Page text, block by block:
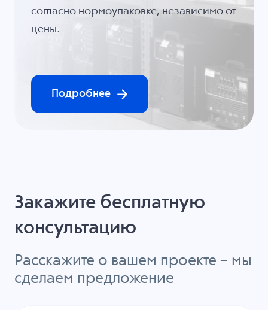
согласно нормоупаковке, независимо от
цены.
Подробнее
Закажите бесплатную
консультацию
Расскажите о вашем проекте – мы
сделаем предложение